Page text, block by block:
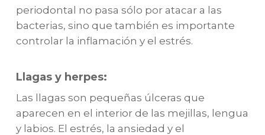
periodontal no pasa sólo por atacar a las
bacterias, sino que también es importante
controlar la inflamación y el estrés.
Llagas y herpes:
Las llagas son pequeñas úlceras que
aparecen en el interior de las mejillas, lengua
y labios. El estrés, la ansiedad y el